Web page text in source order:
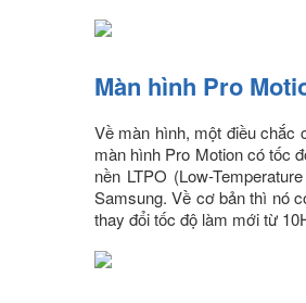
Màn hình Pro
Về màn hình, một điều chắc
màn hình Pro Motion có tốc
nền LTPO (Low-
Samsung. Về cơ bản thì nó
thay đổi tốc độ làm mới từ